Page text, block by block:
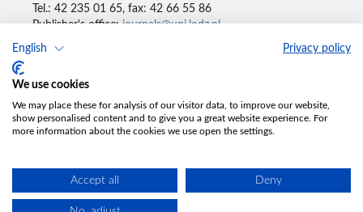
English Privacy policy
We use cookies
We may place these for analysis of our visitor data, to improve our website,
show personalised content and to give you a great website experience. For
more information about the cookies we use open the settings.
Accept all Deny
Tel.: 42 235 01 65, fax: 42 66 55 86
Publisher's office:journals@uni.lodz.pl
Accesibility declaration